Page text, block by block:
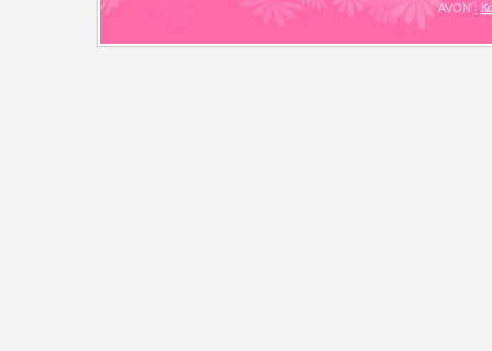
AVON|